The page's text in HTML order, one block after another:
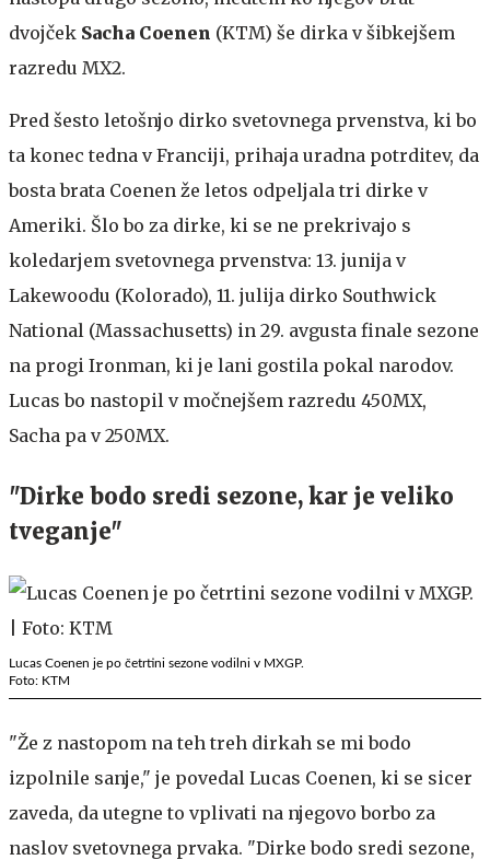
dvojček Sacha Coenen (KTM) še dirka v šibkejšem
razredu MX2.
Pred šesto letošnjo dirko svetovnega prvenstva, ki bo
ta konec tedna v Franciji, prihaja uradna potrditev, da
bosta brata Coenen že letos odpeljala tri dirke v
Ameriki. Šlo bo za dirke, ki se ne prekrivajo s
koledarjem svetovnega prvenstva: 13. junija v
Lakewoodu (Kolorado), 11. julija dirko Southwick
National (Massachusetts) in 29. avgusta finale sezone
na progi Ironman, ki je lani gostila pokal narodov.
Lucas bo nastopil v močnejšem razredu 450MX,
Sacha pa v 250MX.
"Dirke bodo sredi sezone, kar je veliko
tveganje"
Lucas Coenen je po četrtini sezone vodilni v MXGP.
Foto: KTM
"Že z nastopom na teh treh dirkah se mi bodo
izpolnile sanje," je povedal Lucas Coenen, ki se sicer
zaveda, da utegne to vplivati na njegovo borbo za
naslov svetovnega prvaka. "Dirke bodo sredi sezone,